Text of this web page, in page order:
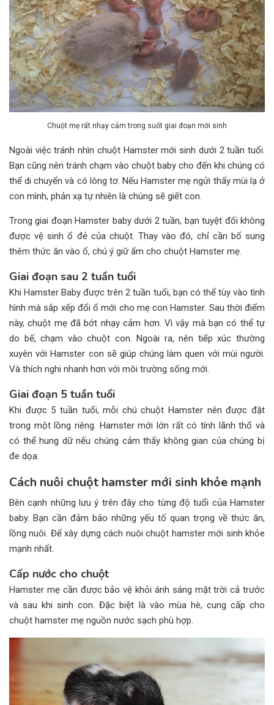
Chuột mẹ rất nhạy cảm trong suốt giai đoạn mới sinh
Ngoài việc tránh nhìn chuột Hamster mới sinh dưới 2 tuần tuổi.
Bạn cũng nên tránh chạm vào chuột baby cho đến khi chúng có
thể di chuyển và có lông tơ. Nếu Hamster mẹ ngửi thấy mùi lạ ở
con mình, phản xạ tự nhiên là chúng sẽ giết con.
Trong giai đoạn Hamster baby dưới 2 tuần, bạn tuyệt đối không
được vệ sinh ổ đẻ của chuột. Thay vào đó, chỉ cần bổ sung
thêm thức ăn vào ổ, chú ý giữ ấm cho chuột Hamster mẹ.
Giai đoạn sau 2 tuần tuổi
Khi Hamster Baby được trên 2 tuần tuổi, bạn có thể tùy vào tình
hình mà sắp xếp đổi ổ mới cho mẹ con Hamster. Sau thời điểm
này, chuột mẹ đã bớt nhạy cảm hơn. Vì vậy mà bạn có thể tự
do bế, chạm vào chuột con. Ngoài ra, nên tiếp xúc thường
xuyên với Hamster con sẽ giúp chúng làm quen với mùi người.
Và thích nghi nhanh hơn với môi trường sống mới.
Giai đoạn 5 tuần tuổi
Khi được 5 tuần tuổi, mỗi chú chuột Hamster nên được đặt
trong một lồng riêng. Hamster mới lớn rất có tính lãnh thổ và
có thể hung dữ nếu chúng cảm thấy không gian của chúng bị
đe dọa.
Cách nuôi chuột hamster mới sinh khỏe mạnh
Bên cạnh những lưu ý trên đây cho từng độ tuổi của Hamster
baby. Bạn cần đảm bảo những yếu tố quan trọng về thức ăn,
lồng nuôi. Để xây dựng cách nuôi chuột hamster mới sinh khỏe
mạnh nhất.
Cấp nước cho chuột
Hamster mẹ cần được bảo vệ khỏi ánh sáng mặt trời cả trước
và sau khi sinh con. Đặc biệt là vào mùa hè, cung cấp cho
chuột hamster mẹ nguồn nước sạch phù hợp.